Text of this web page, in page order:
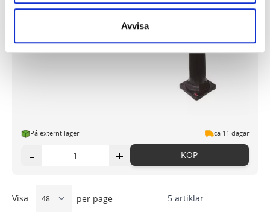
har cookies aktiverat.
och annonserna till användarna, tillhandahålla funktioner
vidarebefordrar även sådana identifierare och annan
information från din enhet till de sociala medier och
information som du har tillhandahållit eller som de har
samlat in när du har använt deras tjänster.
Avvisa
Askkopp Tuscan svart
1 850,04 kr/st
På externt lager ca 11 dagar
- + KÖP
5artiklar
Visa per page